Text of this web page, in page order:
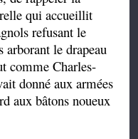
qui accueillit
refusant le
le drapeau
comme Charles-
donné aux armées
aux bâtons noueux